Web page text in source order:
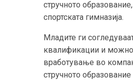
стручното
спортската гимназија.
Младите ги
квалификации и
вработување во
стручното образование